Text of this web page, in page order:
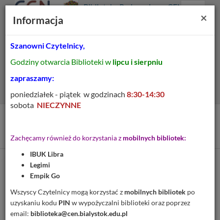
główne
główna
Prolib
główna
Biblioteka Pedagogiczna CEN
Menu
Dodaj na Twoją półkę
Szczegóły MARC 21
×
Informacja
Szanowni Czytelnicy,
Godziny otwarcia Biblioteki w lipcu i sierpniu
zapraszamy:
poniedziałek - piątek w godzinach 8:30-14:30
sobota NIECZYNNE
Zachęcamy również do korzystania z mobilnych bibliotek:
IBUK Libra
Legimi
Empik Go
Wszyscy Czytelnicy mogą korzystać z mobilnych bibliotek po
uzyskaniu kodu PIN w wypożyczalni biblioteki oraz poprzez
email: biblioteka@cen.bialystok.edu.pl